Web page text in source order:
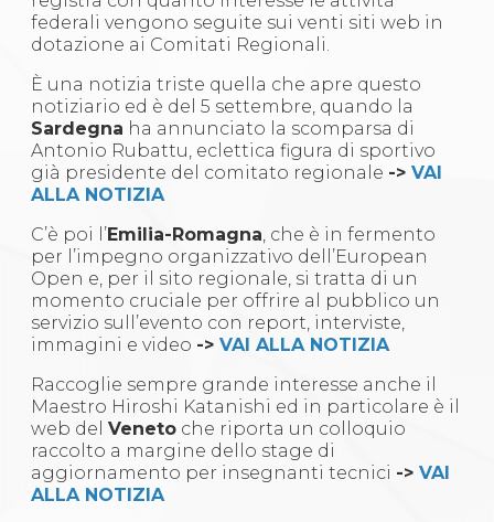
Mappa del sito
Cerca
Contatti
News
Cookies Accept
Newsletter
Catalogo formativo
Webinar
Corsi Monotematici
Corsi di Specializzazione
Corsi FIJLKAM-FISDIR
Corsi Preparatore Fisico
Edutraining class - Didattica infantile
Corso dirigenti sportivi
Corso Direttore di Gara
Abilitazioni
News
Modulistica
FAQ
Quesiti fiscali
Sostenibilità
federali vengono seguite sui venti siti web in
dotazione ai Comitati Regionali.
È una notizia triste quella che apre questo
notiziario ed è del 5 settembre, quando la
Sardegna ha annunciato la scomparsa di
Antonio Rubattu, eclettica figura di sportivo
già presidente del comitato regionale ->VAI
ALLA NOTIZIA
C’è poi l’Emilia-Romagna, che è in fermento
per l’impegno organizzativo dell’European
Open e, per il sito regionale, si tratta di un
momento cruciale per offrire al pubblico un
servizio sull’evento con report, interviste,
immagini e video ->VAI ALLA NOTIZIA
Raccoglie sempre grande interesse anche il
Maestro Hiroshi Katanishi ed in particolare è il
web delVeneto che riporta un colloquio
raccolto a margine dello stage di
aggiornamento per insegnanti tecnici ->VAI
ALLA NOTIZIA